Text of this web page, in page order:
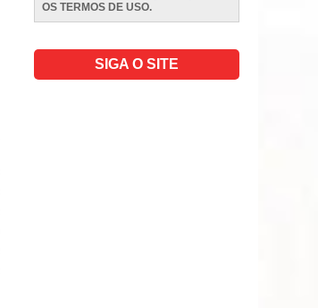
OS TERMOS DE USO.
SIGA O SITE